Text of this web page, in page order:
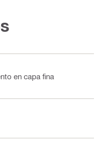
en capa fina